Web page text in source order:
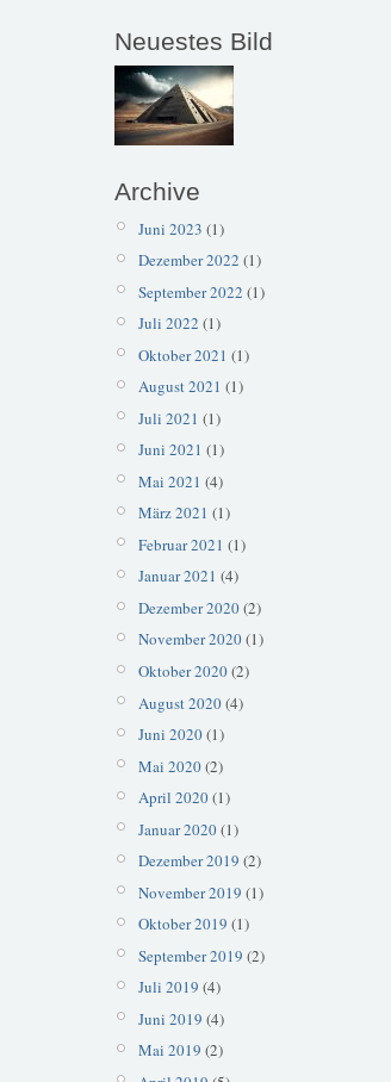
Neuestes Bild
Archive
Juni 2023 (1)
Dezember 2022 (1)
September 2022 (1)
Juli 2022 (1)
Oktober 2021 (1)
August 2021 (1)
Juli 2021 (1)
Juni 2021 (1)
Mai 2021 (4)
März 2021 (1)
Februar 2021 (1)
Januar 2021 (4)
Dezember 2020(2)
November 2020(1)
Oktober 2020(2)
August 2020(4)
Juni 2020(1)
Mai 2020(2)
April 2020(1)
Januar 2020(1)
Dezember 2019 (2)
November 2019 (1)
Oktober 2019 (1)
September 2019 (2)
Juli 2019 (4)
Juni 2019 (4)
Mai 2019 (2)